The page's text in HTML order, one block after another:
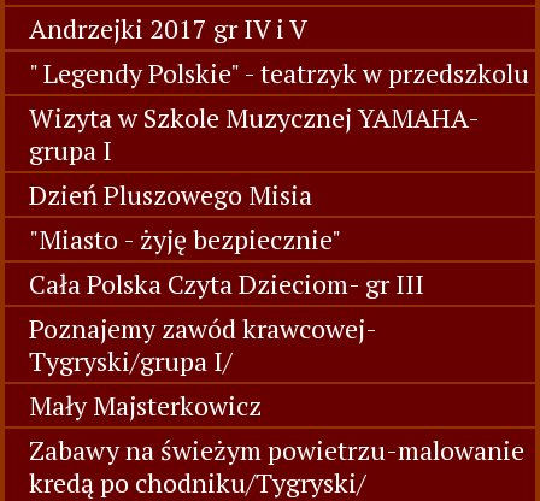
Andrzejki 2017 gr IV i V
" Legendy Polskie" - teatrzyk w przedszkolu
Wizyta w Szkole Muzycznej YAMAHA-
grupa I
Dzień Pluszowego Misia
"Miasto - żyję bezpiecznie"
Cała Polska Czyta Dzieciom- gr III
Poznajemy zawód krawcowej-
Tygryski/grupa I/
Mały Majsterkowicz
Zabawy na świeżym powietrzu-malowanie
kredą po chodniku/Tygryski/